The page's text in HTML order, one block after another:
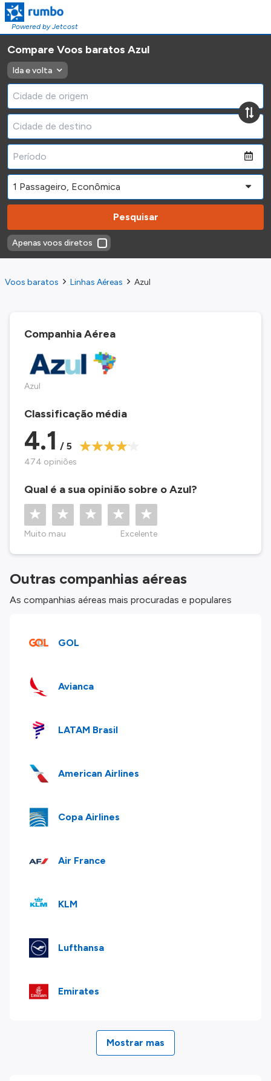
Powered by Jetcost
Compare Voos baratos Azul
Ida e volta
Pesquisar
Apenas voos diretos
Voos baratos Linhas Aéreas Azul
Companhia Aérea
Azul
Classificação média
4.1 / 5
474 opiniões
Qual é a sua opinião sobre o Azul?
Muito mau Excelente
Outras companhias aéreas
As companhias aéreas mais procuradas e populares
GOL
Avianca
LATAM Brasil
American Airlines
Copa Airlines
Air France
KLM
Lufthansa
Emirates
Mostrar mas